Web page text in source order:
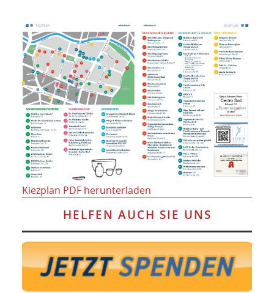
Kiezplan PDF herunterladen
HELFEN AUCH SIE UNS